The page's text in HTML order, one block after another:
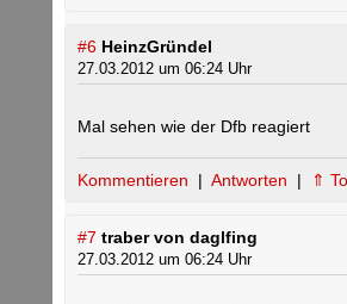
#6 HeinzGründel
27.03.2012 um 06:24 Uhr
Mal sehen wie der Dfb reagiert
Kommentieren | Antworten | ⇑
#7 traber von daglfing
27.03.2012 um 06:24 Uhr